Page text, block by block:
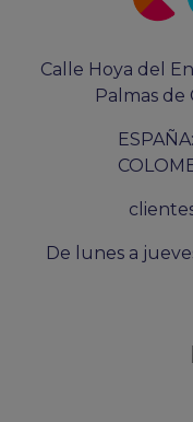
Calle Hoya del
Palmas de
De lunes a